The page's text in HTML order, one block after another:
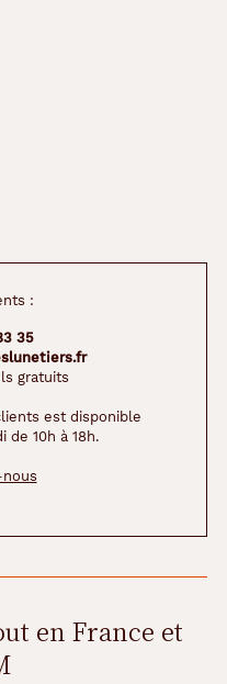
:
35
gratuits
est disponible
de 10h à 18h.
en France et